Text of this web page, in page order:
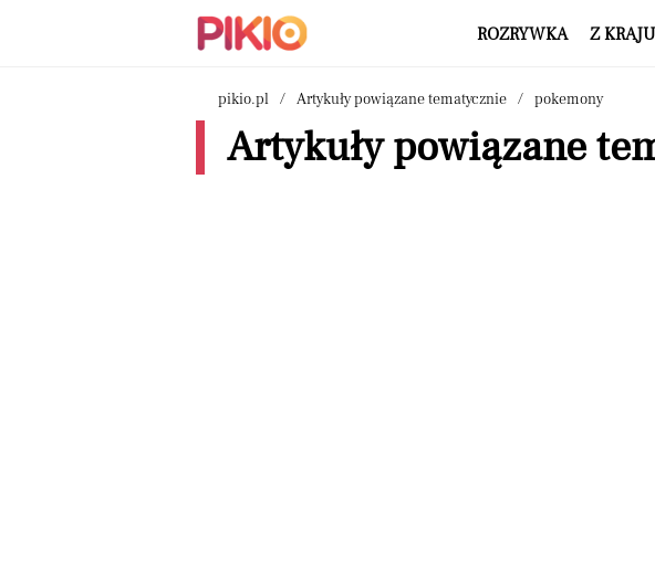
ROZRYWKA Z KRAJU
pikio.pl Artykuły powiązane tematycznie pokemony
Artykuły powiązane